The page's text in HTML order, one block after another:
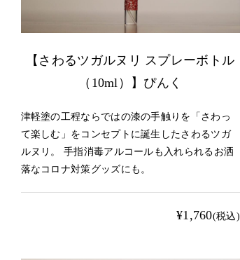
【さわるツガルヌリ スプレーボトル
（10ml）】ぴんく
津軽塗の工程ならではの漆の手触りを「さわっ
て楽しむ」をコンセプトに誕生したさわるツガ
ルヌリ。 手指消毒アルコールも入れられるお洒
落なコロナ対策グッズにも。
¥1,760(税込)